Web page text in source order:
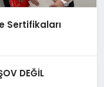
Sertifikaları
DEĞİL